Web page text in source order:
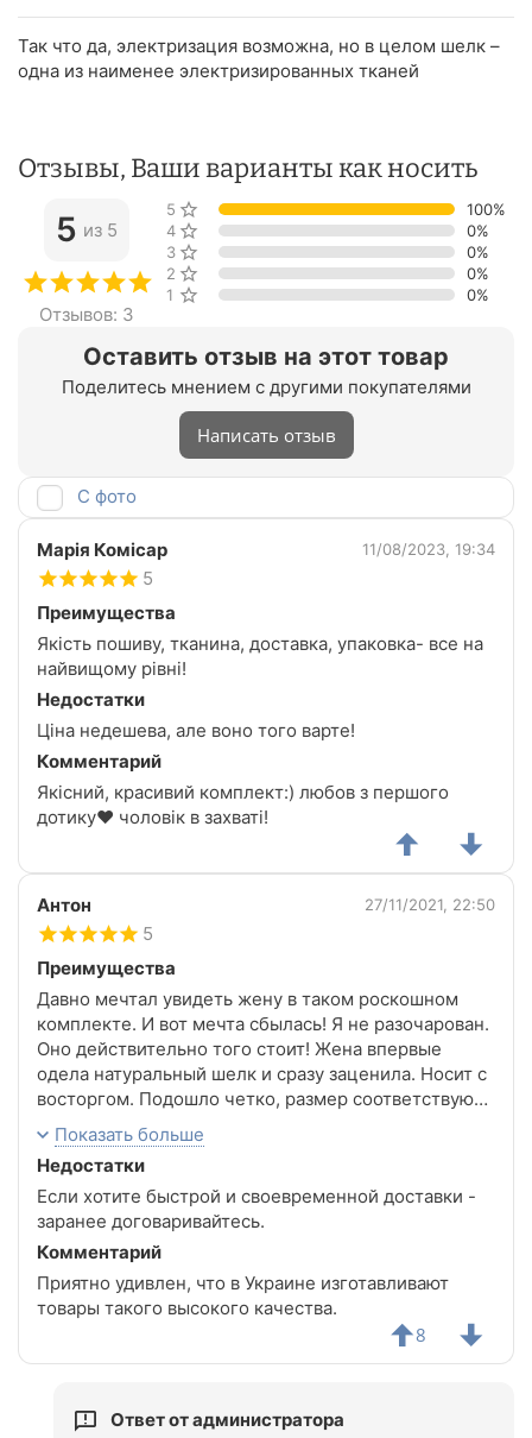
Так что да, электризация возможна, но в целом шелк –
одна из наименее электризированных тканей
Отзывы, Ваши варианты как носить
Оставить отзыв на этот товар
Поделитесь мнением с другими покупателями
Написать отзыв
5 из 5
Отзывов: 3
5 звёзд
100%
4 звезды
0%
3 звезды
0%
2 звезды
0%
1 звезда
0%
С фото
Марія Комісар 11/08/2023, 19:34
5
Преимущества
Якість пошиву, тканина, доставка, упаковка- все на
найвищому рівні!
Недостатки
Ціна недешева, але воно того варте!
Комментарий
Якісний, красивий комплект:) любов з першого
дотику❤️ чоловік в захваті!
Антон 27/11/2021, 22:50
5
Преимущества
Давно мечтал увидеть жену в таком роскошном
комплекте. И вот мечта сбылась! Я не разочарован.
Оно действительно того стоит! Жена впервые
одела натуральный шелк и сразу заценила. Носит с
восторгом. Подошло четко, размер соответствуют
реальности. Сшито идеально, придраться не к чему.
Ткань, цвет, кружева и дизайн в целом просто
идеальные. И конечно, красивая упаковка, что при
такой ценовой категории по другому и не
ожидалось.
Показать больше
Недостатки
Если хотите быстрой и своевременной доставки -
заранее договаривайтесь.
Комментарий
Приятно удивлен, что в Украине изготавливают
товары такого высокого качества.
8
Ответ от администратора